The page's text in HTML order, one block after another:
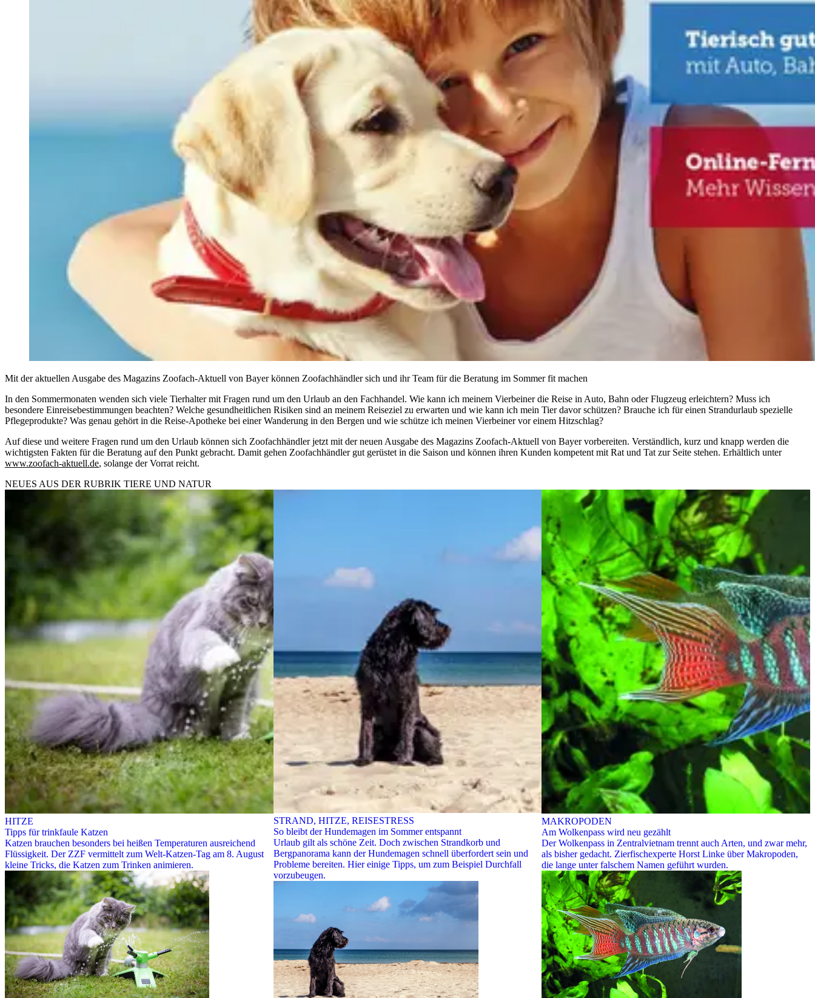
Mit der aktuellen Ausgabe des Magazins Zoofach-Aktuell von Bayer können Zoofachhändler sich und ihr Team für die Beratung im Sommer fit machen
In den Sommermonaten wenden sich viele Tierhalter mit Fragen rund um den Urlaub an den Fachhandel. Wie kann ich meinem Vierbeiner die Reise in Auto, Bahn oder Flugzeug erleichtern? Muss ich
besondere Einreisebestimmungen beachten? Welche gesundheitlichen Risiken sind an meinem Reiseziel zu erwarten und wie kann ich mein Tier davor schützen? Brauche ich für einen Strandurlaub spezielle
Pflegeprodukte? Was genau gehört in die Reise-Apotheke bei einer Wanderung in den Bergen und wie schütze ich meinen Vierbeiner vor einem Hitzschlag?
Auf diese und weitere Fragen rund um den Urlaub können sich Zoofachhändler jetzt mit der neuen Ausgabe des Magazins Zoofach-Aktuell von Bayer vorbereiten. Verständlich, kurz und knapp werden die
wichtigsten Fakten für die Beratung auf den Punkt gebracht. Damit gehen Zoofachhändler gut gerüstet in die Saison und können ihren Kunden kompetent mit Rat und Tat zur Seite stehen. Erhältlich unter
www.zoofach-aktuell.de, solange der Vorrat reicht.
NEUES AUS DER RUBRIK TIERE UND NATUR
HITZE
Tipps für trinkfaule Katzen
Katzen brauchen besonders bei heißen Temperaturen ausreichend
Flüssigkeit. Der ZZF vermittelt zum Welt-Katzen-Tag am 8. August
kleine Tricks, die Katzen zum Trinken animieren.
STRAND, HITZE, REISESTRESS
So bleibt der Hundemagen im Sommer entspannt
Urlaub gilt als schöne Zeit. Doch zwischen Strandkorb und
Bergpanorama kann der Hundemagen schnell überfordert sein und
Probleme bereiten. Hier einige Tipps, um zum Beispiel Durchfall
vorzubeugen.
MAKROPODEN
Am Wolkenpass wird neu gezählt
Der Wolkenpass in Zentralvietnam trennt auch Arten, und zwar mehr,
als bisher gedacht. Zierfischexperte Horst Linke über Makropoden,
die lange unter falschem Namen geführt wurden.